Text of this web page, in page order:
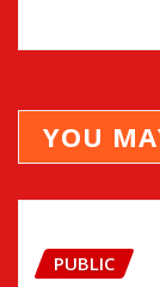
YOU
PUBLIC